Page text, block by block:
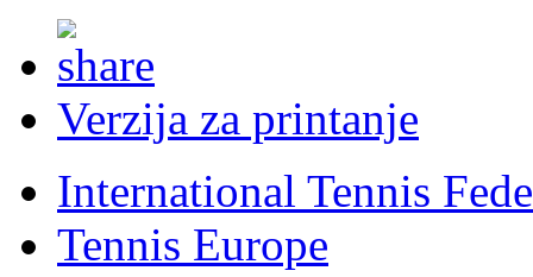
Verzija za printanje
International Tennis
Tennis Europe